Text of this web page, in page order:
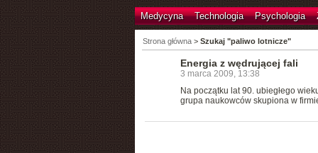
Medycyna Technologia Psychologia
Strona główna> Szukaj "paliwo lotnicze"
Energia z wędrującej fali
3 marca 2009, 13:38
Na początku lat 90. ubiegłego
grupa naukowców skupiona w